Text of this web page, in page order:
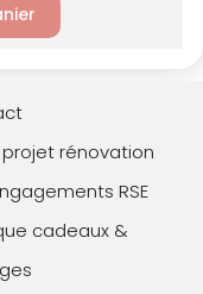
rénovation
RSE
cadeaux &